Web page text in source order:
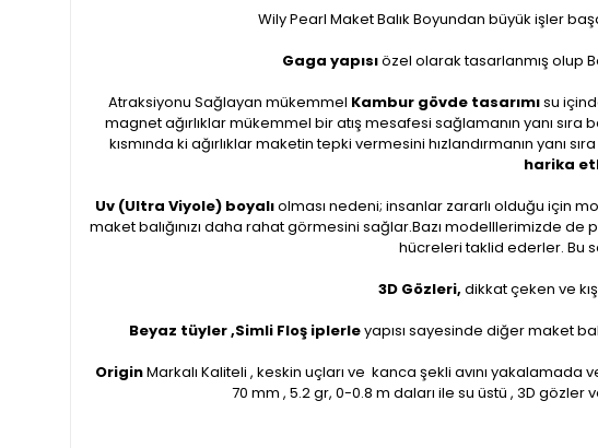
Wily Pearl Maket Balık Boyundan büyük işler
Gaga yapısıözel olarak tasarlanmış olup
Atraksiyonu Sağlayan mükemmel Kambur gövde tasarımısu
magnet ağırlıklar mükemmel bir atış mesafesi sağlamanın yanı
kısmında ki ağırlıklar maketin tepki vermesini hızlandırmanın yanı
harika
Uv (Ultra Viyole) boyalıolması nedeni; insanlar zararlı olduğu için
maket balığınızı daha rahat görmesini sağlar.Bazı modelllerimizde de
hücreleri taklid ederler. Bu
3D Gözleri, dikkat çeken ve
Beyaz tüyler ,Simli Floş iplerleyapısı sayesinde diğer maket
OriginMarkalı Kaliteli , keskin uçları ve kanca şekli avını
70 mm , 5.2 gr, 0-0.8 m daları ile su üstü , 3D